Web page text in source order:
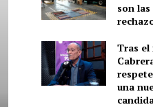
son las
Tras el
una